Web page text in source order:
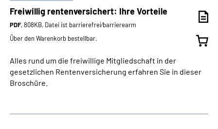
Freiwillig rentenversichert: Ihre Vorteile
PDF, 808KB, Datei ist barrierefrei⁄barrierearm
Über den Warenkorb bestellbar.
Alles rund um die freiwillige Mitgliedschaft in der
gesetzlichen Rentenversicherung erfahren Sie in dieser
Broschüre.